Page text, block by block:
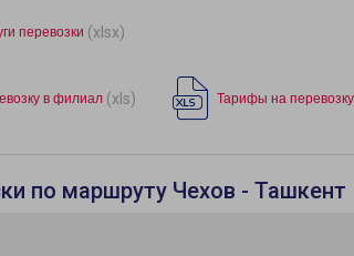
перевозки (xlsx)
в филиал (xls) Тарифы на
по маршруту Чехов - Ташкент